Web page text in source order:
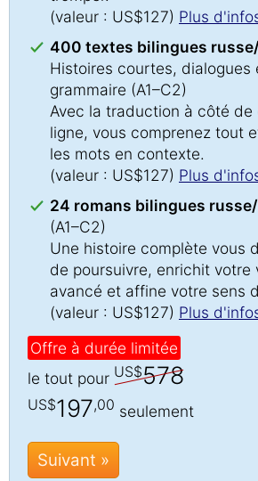
(valeur : US$127) Plus
400 textes bilingues
Histoires courtes, dialogues
grammaire (A1–C2)
Avec la traduction à côté de
ligne, vous comprenez tout
les mots en contexte.
(valeur : US$127) Plus
24 romans bilingues
(A1–C2)
Une histoire complète vous
de poursuivre, enrichit votre
avancé et affine votre sens
(valeur : US$127) Plus
Offre à durée limitée
le tout pour US$578
US$197,00 seulement
Suivant »